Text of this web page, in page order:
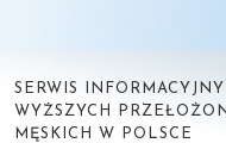
SERWIS
WYŻSZYCH
MĘSKICH W POLSCE